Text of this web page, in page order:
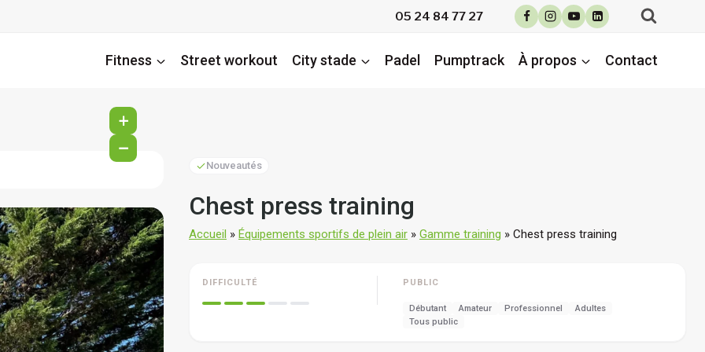
05 24 84 77 27
Fitness Street workout City stade Padel Pumptrack À propos Contact
+
−
Nouveautés
Chest press training
Accueil » Équipements sportifs de plein air » Gamme training » Chest press training
DIFFICULTÉ PUBLIC
Débutant Amateur Professionnel
Adultes
Tous public